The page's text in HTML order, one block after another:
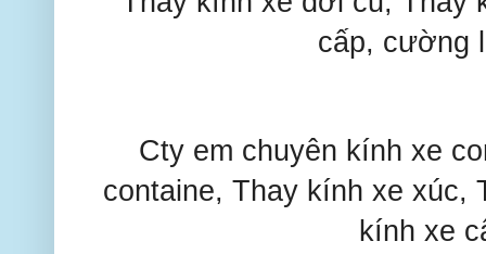
cấp, cường
Cty em chuyên kính xe
containe, Thay kính xe xúc,
kính xe